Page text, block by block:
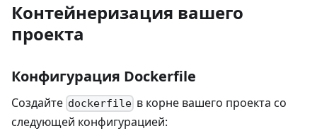
Контейнеризация вашего
проекта
Конфигурация Dockerfile
Создайте dockerfile в корне вашего проекта со
следующей конфигурацией: